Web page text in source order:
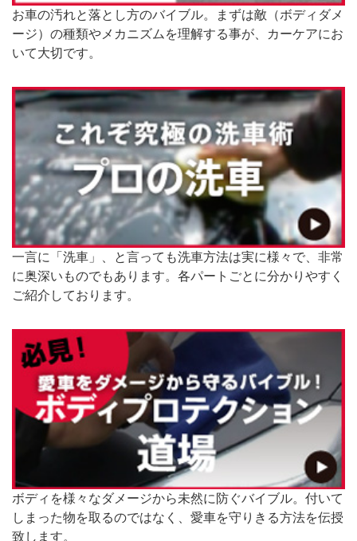
お車の汚れと落とし方のバイブル。まずは敵（ボディダメ
ージ）の種類やメカニズムを理解する事が、カーケアにお
いて大切です。
一言に「洗車」、と言っても洗車方法は実に様々で、非常
に奥深いものでもあります。各パートごとに分かりやすく
ご紹介しております。
ボディを様々なダメージから未然に防ぐバイブル。付いて
しまった物を取るのではなく、愛車を守りきる方法を伝授
致します。